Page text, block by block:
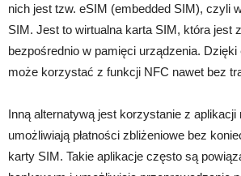
nich jest tzw. eSIM (embedded SIM), czyli
SIM. Jest to wirtualna karta SIM, która jest
bezpośrednio w pamięci urządzenia.
może korzystać z funkcji NFC nawet bez
Inną alternatywą jest korzystanie z aplikacji
umożliwiają płatności zbliżeniowe bez
karty SIM. Takie aplikacje często są